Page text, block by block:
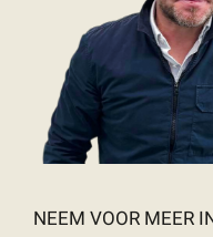
NEEM VOOR MEER